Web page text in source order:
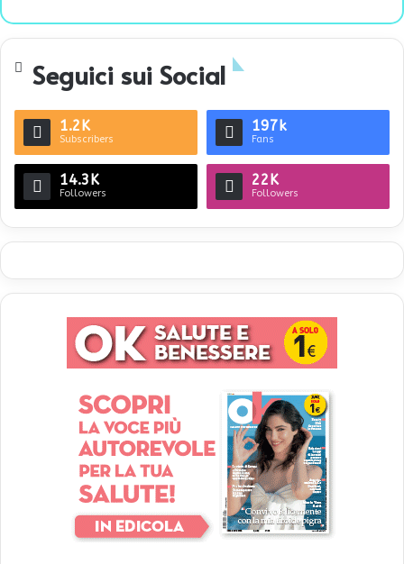
te
Seguici sui Social
1.2K
Subscribers
197k
Fans
14.3K
Followers
22K
Followers